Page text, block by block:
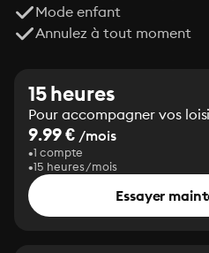
Mode enfant
Annulez à tout moment
15 heures
Pour accompagner vos
9.99 € /mois
1 compte
15 heures/mois
Essayer